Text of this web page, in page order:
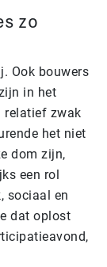
zo
Ook bouwers
in het
relatief zwak
het niet
dom zijn,
een rol
sociaal en
dat oplost